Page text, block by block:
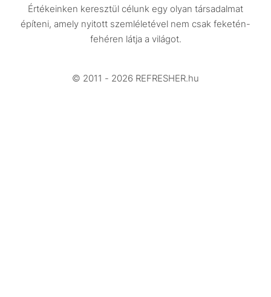
Design
Beszélgetések
Videó
Értékeinken keresztül célunk egy olyan társadalmat
építeni, amely nyitott szemléletével nem csak feketén-
fehéren látja a világot.
© 2011 - 2026 REFRESHER.hu